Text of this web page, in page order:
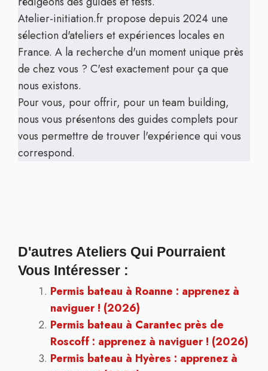
Atelier-initiation.fr propose depuis 2024 une
sélection d'ateliers et expériences locales en
France. A la recherche d'un moment unique près
de chez vous ? C'est exactement pour ça que
nous existons.
Pour vous, pour offrir, pour un team building,
nous vous présentons des guides complets pour
vous permettre de trouver l'expérience qui vous
correspond.
D'autres Ateliers Qui Pourraient
Vous Intéresser :
Permis bateau à Roanne : apprenez à
naviguer ! (2026)
Permis bateau à Carantec près de
Roscoff : apprenez à naviguer ! (2026)
Permis bateau à Hyères : apprenez à